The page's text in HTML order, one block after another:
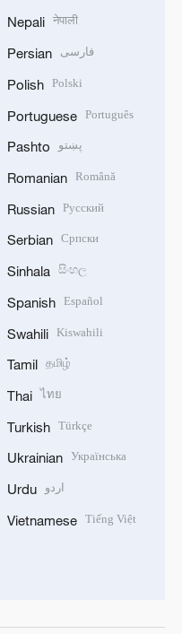
Nepali नेपाली
Persian فارسی
Polish Polski
Portuguese Português
Pashto پښتو
Romanian Română
Russian Русский
Serbian Српски
Sinhala සිංහල
Spanish Español
Swahili Kiswahili
Tamil தமிழ்
Thai ไทย
Turkish Türkçe
Ukrainian Українська
Urdu اردو
Vietnamese Tiếng Việt